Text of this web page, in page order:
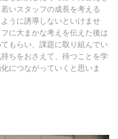
いスタッフの成長を考える
うに誘導しないといけませ
に大まかな考えを伝えた後は
もらい、課題に取り組んでい
ちをおさえて、待つことを学
につながっていくと思いま